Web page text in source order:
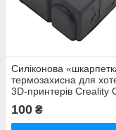
Силіконова
термозахисна для
3D-принтерів Creality
Max, CR-10 Smart,
Pro H
100 ₴